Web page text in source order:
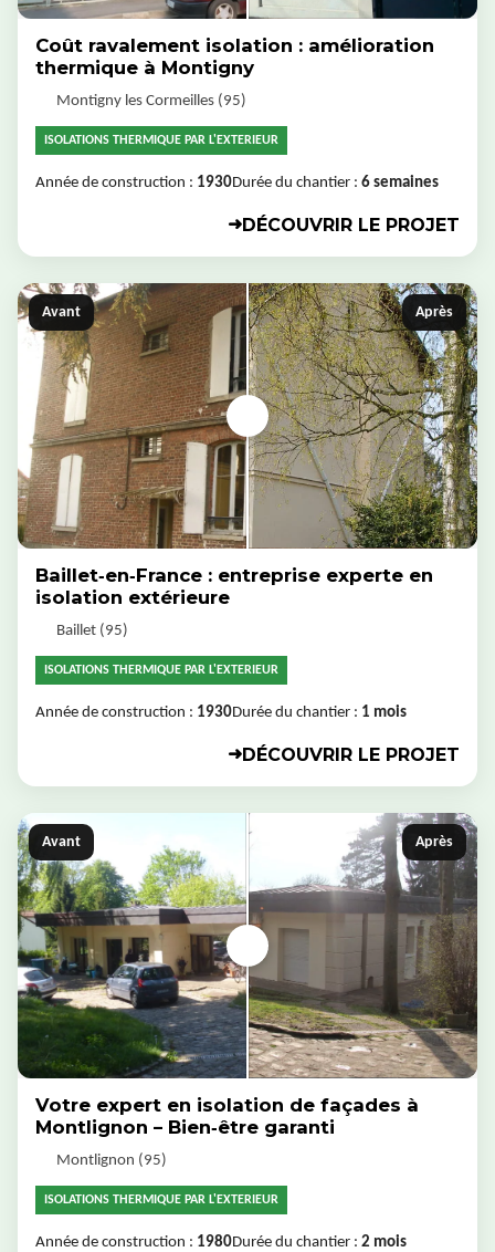
Coût ravalement isolation : amélioration
thermique à Montigny
Montigny les Cormeilles (95)
ISOLATIONS THERMIQUE PAR L'EXTERIEUR
Année de construction : 1930Durée du chantier : 6 semaines
➜DÉCOUVRIR LE PROJET
Avant Après
Baillet‑en‑France : entreprise experte en
isolation extérieure
Baillet (95)
ISOLATIONS THERMIQUE PAR L'EXTERIEUR
Année de construction : 1930Durée du chantier : 1 mois
➜DÉCOUVRIR LE PROJET
Avant Après
Votre expert en isolation de façades à
Montlignon – Bien‑être garanti
Montlignon (95)
ISOLATIONS THERMIQUE PAR L'EXTERIEUR
Année de construction : 1980Durée du chantier : 2 mois